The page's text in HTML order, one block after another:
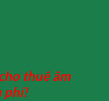
thuê âm
phí!